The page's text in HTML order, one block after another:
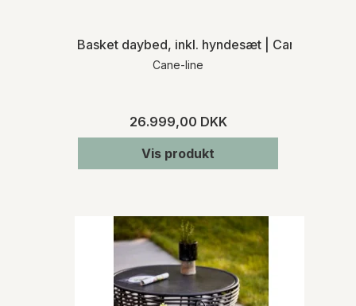
Basket daybed, inkl. hyndesæt | Cane-line |
Cane-line
26.999,00 DKK
Vis produkt